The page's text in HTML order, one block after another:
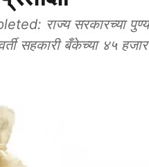
राज्य सरकारच्या
सहकारी बँकेच्या ४५